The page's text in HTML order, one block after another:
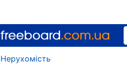
Нерухомість